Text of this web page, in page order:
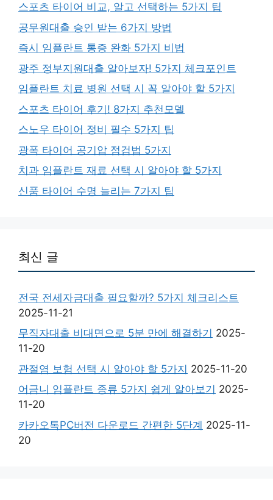
스포츠 타이어 비교, 알고 선택하는 5가지 팁
공무원대출 승인 받는 6가지 방법
즉시 임플란트 통증 완화 5가지 비법
광주 정부지원대출 알아보자! 5가지 체크포인트
임플란트 치료 병원 선택 시 꼭 알아야 할 5가지
스포츠 타이어 후기! 8가지 추천모델
스노우 타이어 정비 필수 5가지 팁
광폭 타이어 공기압 점검법 5가지
치과 임플란트 재료 선택 시 알아야 할 5가지
신품 타이어 수명 늘리는 7가지 팁
최신 글
전국 전세자금대출 필요할까? 5가지 체크리스트
2025-11-21
무직자대출 비대면으로 5분 만에 해결하기 2025-
11-20
관절염 보험 선택 시 알아야 할 5가지 2025-11-20
어금니 임플란트 종류 5가지 쉽게 알아보기 2025-
11-20
카카오톡PC버전 다운로드 간편한 5단계 2025-11-
20